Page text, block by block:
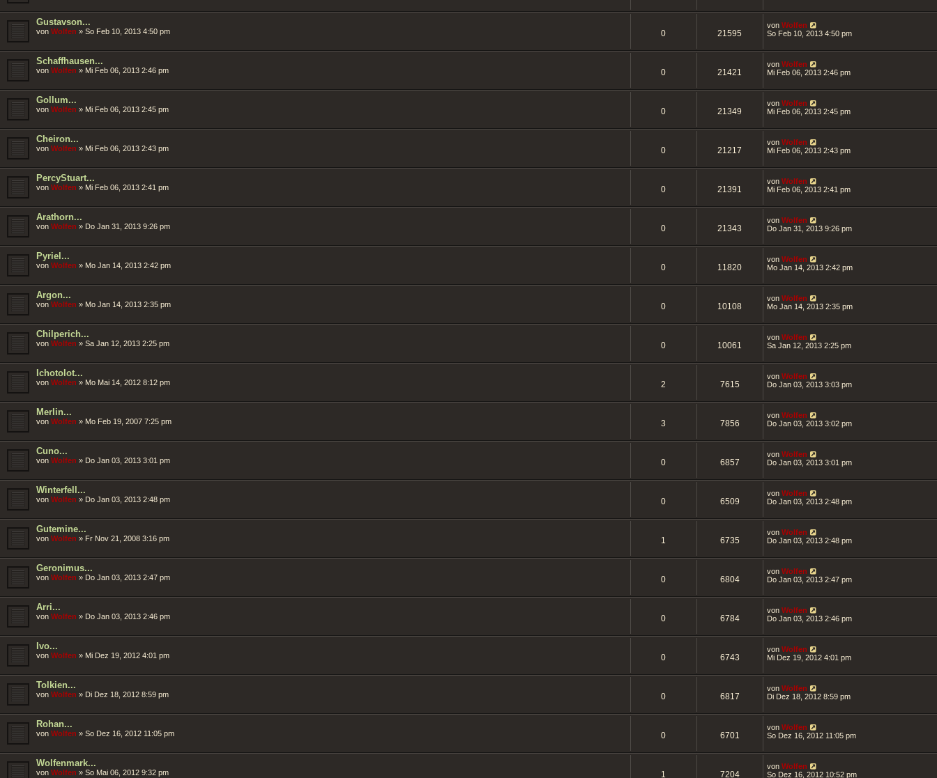
Gustavson...
von Wolfen » So Feb 10, 2013 4:50 pm 0 21595
von Wolfen
So Feb 10, 2013 4:50 pm
Schaffhausen...
von Wolfen » Mi Feb 06, 2013 2:46 pm 0 21421
von Wolfen
Mi Feb 06, 2013 2:46 pm
Gollum...
von Wolfen » Mi Feb 06, 2013 2:45 pm 0 21349
von Wolfen
Mi Feb 06, 2013 2:45 pm
Cheiron...
von Wolfen » Mi Feb 06, 2013 2:43 pm 0 21217
von Wolfen
Mi Feb 06, 2013 2:43 pm
PercyStuart...
von Wolfen » Mi Feb 06, 2013 2:41 pm 0 21391
von Wolfen
Mi Feb 06, 2013 2:41 pm
Arathorn...
von Wolfen » Do Jan 31, 2013 9:26 pm 0 21343
von Wolfen
Do Jan 31, 2013 9:26 pm
Pyriel...
von Wolfen » Mo Jan 14, 2013 2:42 pm 0 11820
von Wolfen
Mo Jan 14, 2013 2:42 pm
Argon...
von Wolfen » Mo Jan 14, 2013 2:35 pm 0 10108
von Wolfen
Mo Jan 14, 2013 2:35 pm
Chilperich...
von Wolfen » Sa Jan 12, 2013 2:25 pm 0 10061
von Wolfen
Sa Jan 12, 2013 2:25 pm
Ichotolot...
von Wolfen » Mo Mai 14, 2012 8:12 pm 2 7615
von Wolfen
Do Jan 03, 2013 3:03 pm
Merlin...
von Wolfen » Mo Feb 19, 2007 7:25 pm 3 7856
von Wolfen
Do Jan 03, 2013 3:02 pm
Cuno...
von Wolfen » Do Jan 03, 2013 3:01 pm 0 6857
von Wolfen
Do Jan 03, 2013 3:01 pm
Winterfell...
von Wolfen » Do Jan 03, 2013 2:48 pm 0 6509
von Wolfen
Do Jan 03, 2013 2:48 pm
Gutemine...
von Wolfen » Fr Nov 21, 2008 3:16 pm 1 6735
von Wolfen
Do Jan 03, 2013 2:48 pm
Geronimus...
von Wolfen » Do Jan 03, 2013 2:47 pm 0 6804
von Wolfen
Do Jan 03, 2013 2:47 pm
Arri...
von Wolfen » Do Jan 03, 2013 2:46 pm 0 6784
von Wolfen
Do Jan 03, 2013 2:46 pm
Ivo...
von Wolfen » Mi Dez 19, 2012 4:01 pm 0 6743
von Wolfen
Mi Dez 19, 2012 4:01 pm
Tolkien...
von Wolfen » Di Dez 18, 2012 8:59 pm 0 6817
von Wolfen
Di Dez 18, 2012 8:59 pm
Rohan...
von Wolfen » So Dez 16, 2012 11:05 pm 0 6701
von Wolfen
So Dez 16, 2012 11:05 pm
Wolfenmark...
von Wolfen » So Mai 06, 2012 9:32 pm 1 7204
von Wolfen
So Dez 16, 2012 10:52 pm